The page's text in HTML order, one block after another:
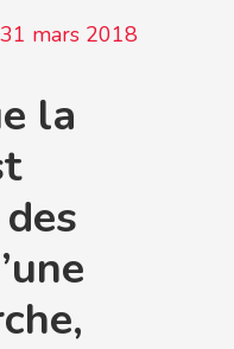
31 mars 2018
la